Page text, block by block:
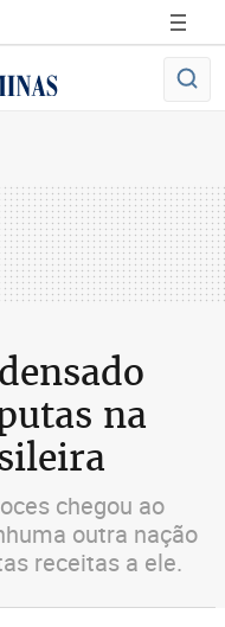
na
chegou ao
outra nação
receitas a ele.